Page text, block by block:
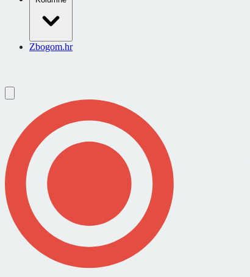
Zbogom.hr